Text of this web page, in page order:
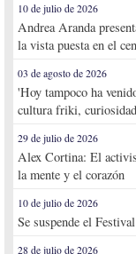
10 de julio de 2026
Andrea Aranda
la vista puesta en el
03 de agosto de 2026
'Hoy tampoco ha
cultura friki,
29 de julio de 2026
Alex Cortina: El
la mente y el corazón
10 de julio de 2026
Se suspende el
28 de julio de 2026